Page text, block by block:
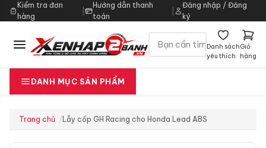
Kiểm tra đơn
hàng
|
Hướng dẫn thanh
toán
Đăng nhập / Đăng
ký
Danh sách
yêu thích
Giỏ
hàng
DANH MỤC SẢN PHẨM
Trang chủ Lẫy cốp GH Racing cho Honda Lead ABS